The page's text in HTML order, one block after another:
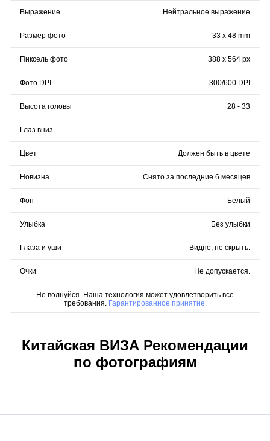
Выражение Нейтральное выражение
Размер фото 33 x 48 mm
Пиксель фото 388 x 564 px
Фото DPI 300/600 DPI
Высота головы 28 - 33
Глаз вниз
Цвет Должен быть в цвете
Новизна Снято за последние 6 месяцев
Фон Белый
Улыбка Без улыбки
Глаза и уши Видно, не скрыть.
Очки Не допускается.
Не волнуйся. Наша технология может удовлетворить все
требования. Гарантированное принятие.
Китайская ВИЗА Рекомендации
по фотографиям